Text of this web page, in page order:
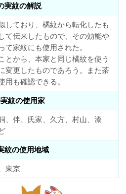
実紋の解説
しており、橘紋から転化したも
て伝来したもので、その効能や
家紋にも使用された。
とから、本家と同じ橘紋を使う
変更したものであろう。また茶
も確認できる。
紋の使用家
、伴、氏家、久方、村山、漆
紋の使用地域
東京